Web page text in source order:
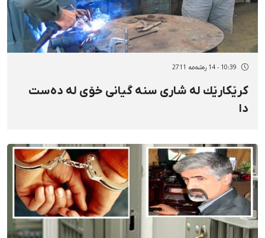
10:39 - 14 رەشەمه 2711
كرێكارێك لە شاری سنە گیانی خۆی لە دەست
دا